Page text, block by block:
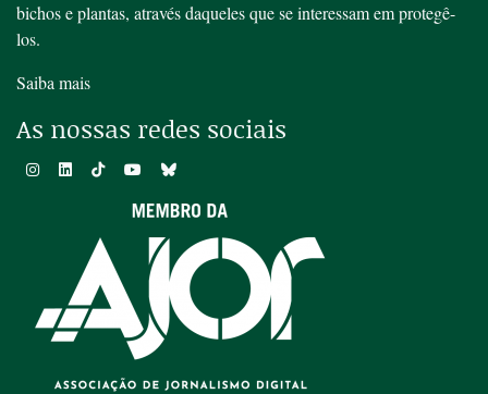
bichos e plantas, através daqueles que se interessam em protegê-
los.
Saiba mais
As nossas redes sociais